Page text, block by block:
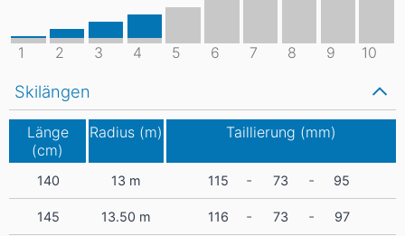
1 2 3 4 5 6 7 8 9 10
Skilängen
Länge
(cm)
Radius (m) Taillierung (mm)
140 13 m 115 - 73 - 95
145 13.50 m 116 - 73 - 97